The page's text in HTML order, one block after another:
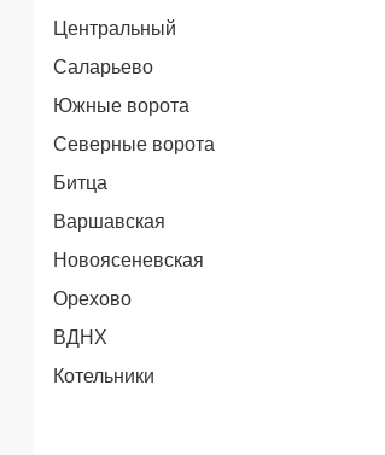
Центральный
Саларьево
Южные ворота
Северные ворота
Битца
Варшавская
Новоясеневская
Орехово
ВДНХ
Котельники